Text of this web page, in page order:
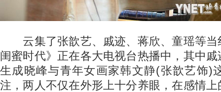
云集了张歆艺、戚迹、蒋欣、童瑶等当
闺蜜时代》正在各大电视台热播中，其中
生成晓峰与青年女画家韩文静(张歆艺饰)
注，两人不仅在外形上十分养眼，在感情